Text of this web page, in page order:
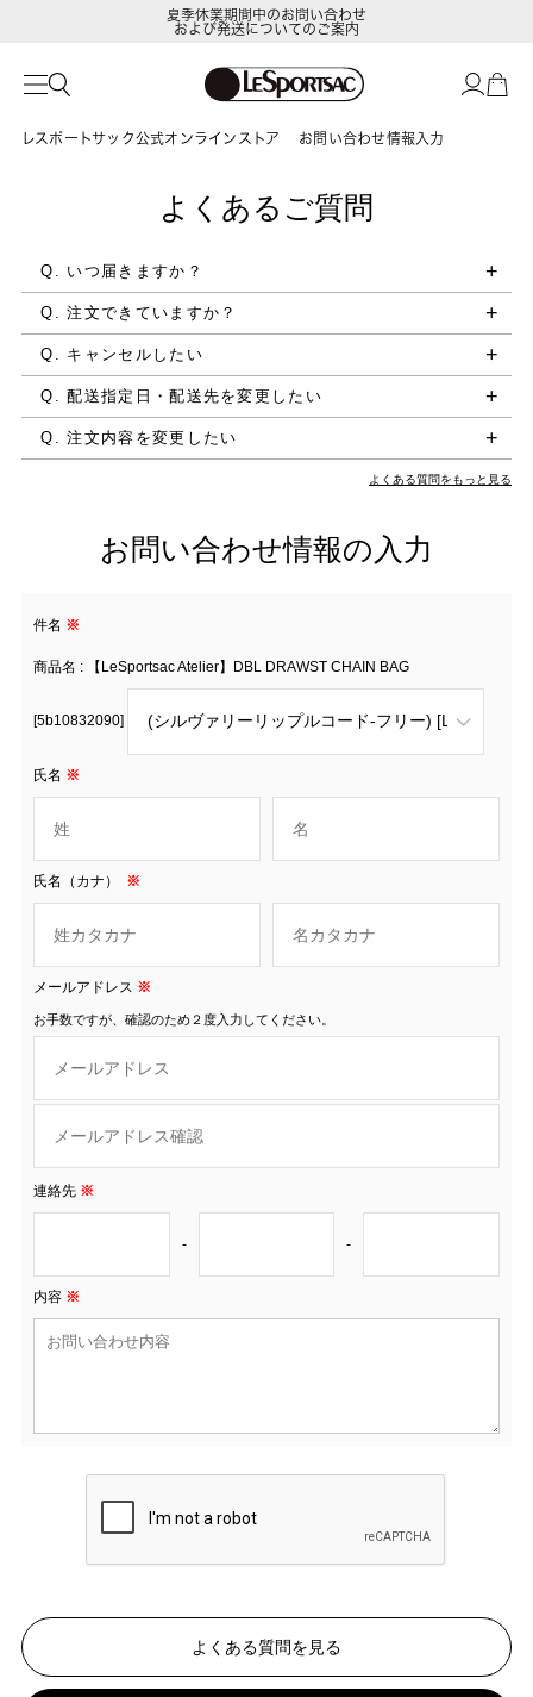
夏季休業期間中のお問い合わせ
および発送についてのご案内
レスポートサック公式オンラインストア お問い合わせ情報入力
よくあるご質問
Q. いつ届きますか？
Q. 注文できていますか？
Q. キャンセルしたい
Q. 配送指定日・配送先を変更したい
Q. 注文内容を変更したい
よくある質問をもっと見る
お問い合わせ情報の入力
件名 ※
商品名 : 【LeSportsac Atelier】DBL DRAWST CHAIN BAG
[5b10832090]
氏名 ※
氏名（カナ） ※
メールアドレス ※
お手数ですが、確認のため２度入力してください。
連絡先 ※
- -
内容 ※
よくある質問を見る